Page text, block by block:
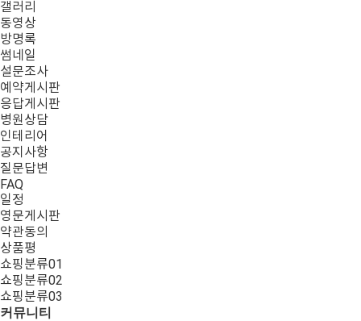
갤러리
동영상
방명록
썸네일
설문조사
예약게시판
응답게시판
병원상담
인테리어
공지사항
질문답변
FAQ
일정
영문게시판
약관동의
상품평
쇼핑분류01
쇼핑분류02
쇼핑분류03
커뮤니티